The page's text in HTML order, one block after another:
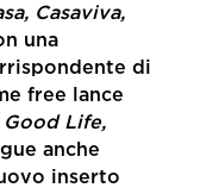
Casaviva,
una
di
free lance
Good Life,
anche
inserto